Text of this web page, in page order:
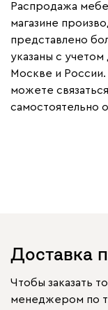
Распродажа
магазине
представлено
указаны с
Москве и
можете
самостоятельно
Доставка
Чтобы заказать
менеджером по